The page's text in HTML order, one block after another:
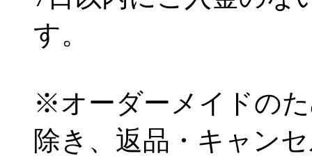
す。
※オーダーメイドの
除き、返品・キャン